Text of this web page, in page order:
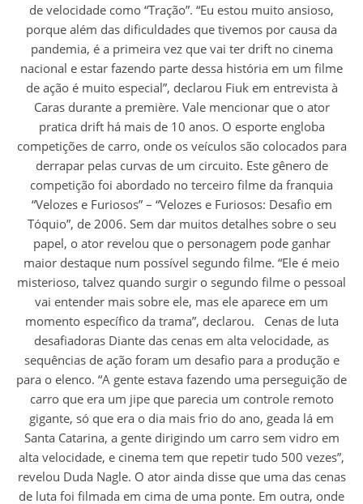
de velocidade como “Tração”. “Eu estou muito ansioso,
porque além das dificuldades que tivemos por causa da
pandemia, é a primeira vez que vai ter drift no cinema
nacional e estar fazendo parte dessa história em um filme
de ação é muito especial”, declarou Fiuk em entrevista à
Caras durante a première. Vale mencionar que o ator
pratica drift há mais de 10 anos. O esporte engloba
competições de carro, onde os veículos são colocados para
derrapar pelas curvas de um circuito. Este gênero de
competição foi abordado no terceiro filme da franquia
“Velozes e Furiosos” – “Velozes e Furiosos: Desafio em
Tóquio”, de 2006. Sem dar muitos detalhes sobre o seu
papel, o ator revelou que o personagem pode ganhar
maior destaque num possível segundo filme. “Ele é meio
misterioso, talvez quando surgir o segundo filme o pessoal
vai entender mais sobre ele, mas ele aparece em um
momento específico da trama”, declarou. Cenas de luta
desafiadoras Diante das cenas em alta velocidade, as
sequências de ação foram um desafio para a produção e
para o elenco. “A gente estava fazendo uma perseguição de
carro que era um jipe que parecia um controle remoto
gigante, só que era o dia mais frio do ano, geada lá em
Santa Catarina, a gente dirigindo um carro sem vidro em
alta velocidade, e cinema tem que repetir tudo 500 vezes”,
revelou Duda Nagle. O ator ainda disse que uma das cenas
de luta foi filmada em cima de uma ponte. Em outra, onde